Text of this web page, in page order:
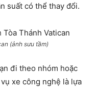
suất có thể thay đổi.
(ảnh sưu tầm)
đi theo nhóm hoặc
xe công nghệ là lựa